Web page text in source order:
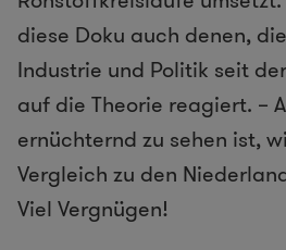
diese Doku auch denen,
Industrie und Politik seit
auf die Theorie reagiert. –
ernüchternd zu sehen ist,
Vergleich zu den
Viel Vergnügen!